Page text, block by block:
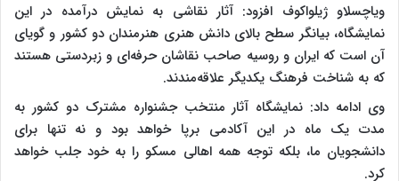
ویاچسلاو ژیلواکوف افزود: آثار نقاشی به نمایش درآمده در این
نمایشگاه، بیانگر سطح بالای دانش هنری هنرمندان دو کشور و گویای
آن است که ایران و روسیه صاحب نقاشان حرفه‌ای و زبردستی هستند
که به شناخت فرهنگ یکدیگر علاقه‌مندند.
وی ادامه داد: نمایشگاه آثار منتخب جشنواره مشترک دو کشور به
مدت یک ماه در این آکادمی برپا خواهد بود و نه تنها برای
دانشجویان ما، بلکه توجه همه اهالی مسکو را به خود جلب خواهد
کرد.